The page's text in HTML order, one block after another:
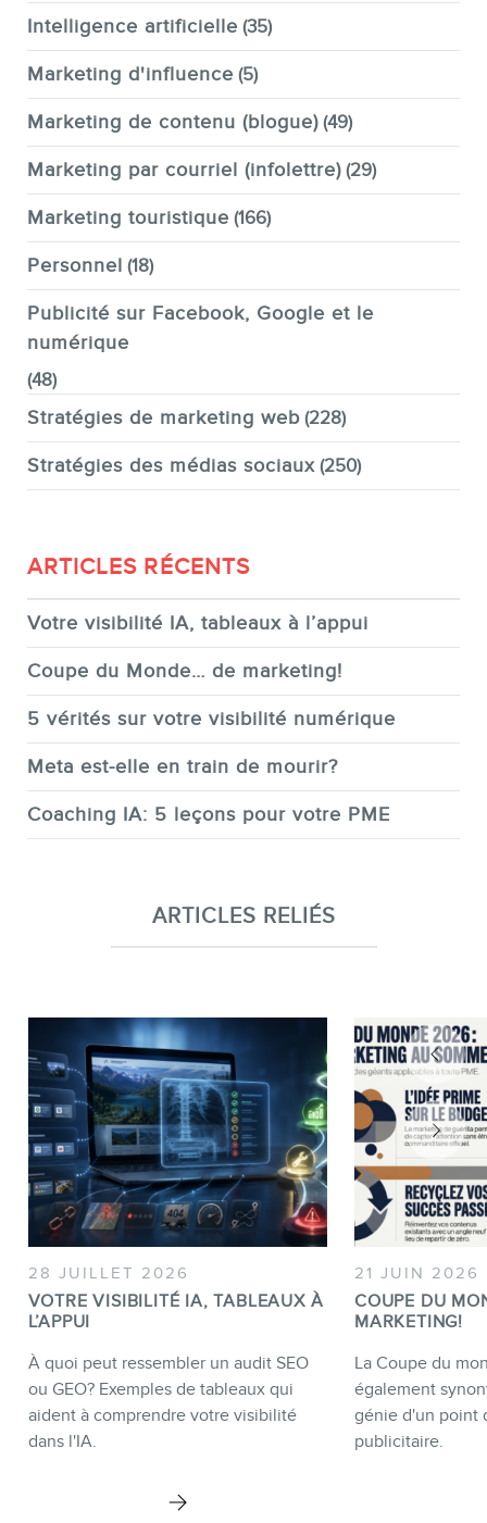
Intelligence artificielle (35)
Marketing d'influence (5)
Marketing de contenu (blogue) (49)
Marketing par courriel (infolettre) (29)
Marketing touristique (166)
Personnel (18)
Publicité sur Facebook, Google et le
numérique
(48)
Stratégies de marketing web (228)
Stratégies des médias sociaux (250)
ARTICLES RÉCENTS
Votre visibilité IA, tableaux à l’appui
Coupe du Monde… de marketing!
5 vérités sur votre visibilité numérique
Meta est-elle en train de mourir?
Coaching IA: 5 leçons pour votre PME
ARTICLES RELIÉS
28 JUILLET 2026
VOTRE VISIBILITÉ IA, TABLEAUX À
L’APPUI
À quoi peut ressembler un audit SEO
ou GEO? Exemples de tableaux qui
aident à comprendre votre visibilité
dans l'IA.
21 JUIN 2026
COUPE DU
MARKETING!
La Coupe du
également
génie d'un point
publicitaire.